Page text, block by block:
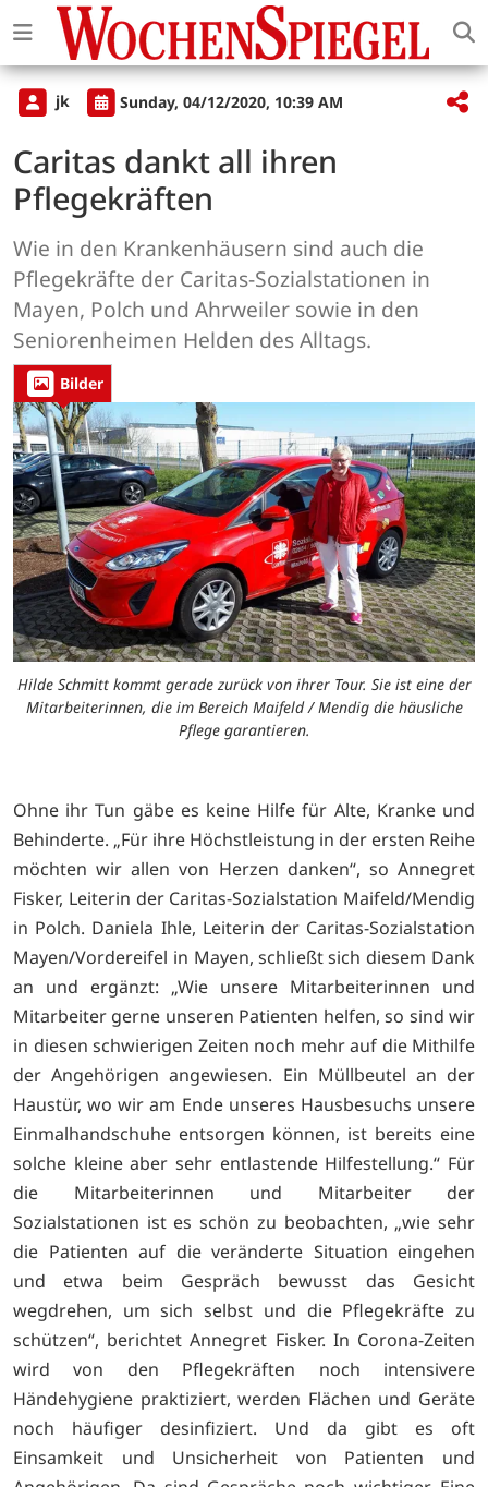
jk Sunday, 04/12/2020, 10:39 AM
Caritas dankt all ihren
Pflegekräften
Wie in den Krankenhäusern sind auch die
Pflegekräfte der Caritas-Sozialstationen in
Mayen, Polch und Ahrweiler sowie in den
Seniorenheimen Helden des Alltags.
Bilder
Hilde Schmitt kommt gerade zurück von ihrer Tour. Sie ist eine der
Mitarbeiterinnen, die im Bereich Maifeld / Mendig die häusliche
Pflege garantieren.
Ohne ihr Tun gäbe es keine Hilfe für Alte, Kranke und
Behinderte. „Für ihre Höchstleistung in der ersten Reihe
möchten wir allen von Herzen danken“, so Annegret
Fisker, Leiterin der Caritas-Sozialstation Maifeld/Mendig
in Polch. Daniela Ihle, Leiterin der Caritas-Sozialstation
Mayen/Vordereifel in Mayen, schließt sich diesem Dank
an und ergänzt: „Wie unsere Mitarbeiterinnen und
Mitarbeiter gerne unseren Patienten helfen, so sind wir
in diesen schwierigen Zeiten noch mehr auf die Mithilfe
der Angehörigen angewiesen. Ein Müllbeutel an der
Haustür, wo wir am Ende unseres Hausbesuchs unsere
Einmalhandschuhe entsorgen können, ist bereits eine
solche kleine aber sehr entlastende Hilfestellung.“ Für
die Mitarbeiterinnen und Mitarbeiter der
Sozialstationen ist es schön zu beobachten, „wie sehr
die Patienten auf die veränderte Situation eingehen
und etwa beim Gespräch bewusst das Gesicht
wegdrehen, um sich selbst und die Pflegekräfte zu
schützen“, berichtet Annegret Fisker. In Corona-Zeiten
wird von den Pflegekräften noch intensivere
Händehygiene praktiziert, werden Flächen und Geräte
noch häufiger desinfiziert. Und da gibt es oft
Einsamkeit und Unsicherheit von Patienten und